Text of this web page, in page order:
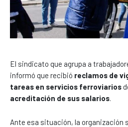
El sindicato que agrupa a
informó que recibió reclamos de
tareas en servicios ferroviarios
acreditación de sus salarios
Ante esa situación, la organización